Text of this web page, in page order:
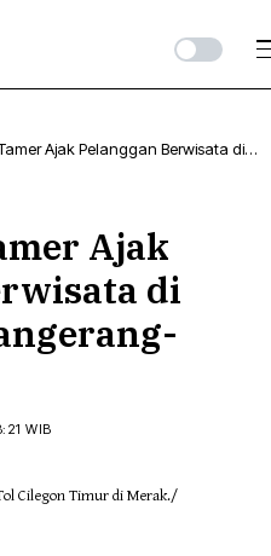
Tamer Ajak Pelanggan Berwisata di
Ajak
di
WIB
Cilegon Timur di Merak./